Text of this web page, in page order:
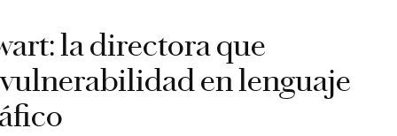
la directora que
en lenguaje